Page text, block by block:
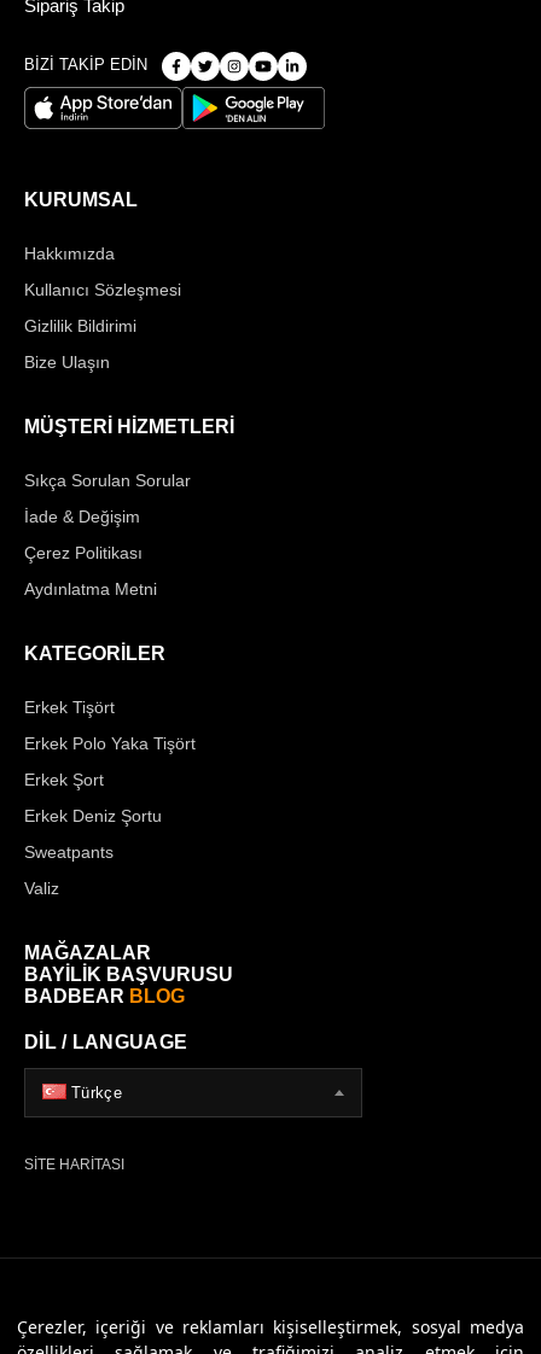
Çerezler, içeriği ve reklamları kişiselleştirmek, sosyal medya
Sipariş Takip
BİZİ TAKİP EDİN
KURUMSAL
Hakkımızda
Kullanıcı Sözleşmesi
Gizlilik Bildirimi
Bize Ulaşın
MÜŞTERİ HİZMETLERİ
Sıkça Sorulan Sorular
İade & Değişim
Çerez Politikası
Aydınlatma Metni
KATEGORİLER
Erkek Tişört
Erkek Polo Yaka Tişört
Erkek Şort
Erkek Deniz Şortu
Sweatpants
Valiz
MAĞAZALAR
BAYİLİK BAŞVURUSU
BADBEAR BLOG
DİL / LANGUAGE
Türkçe
SİTE HARİTASI